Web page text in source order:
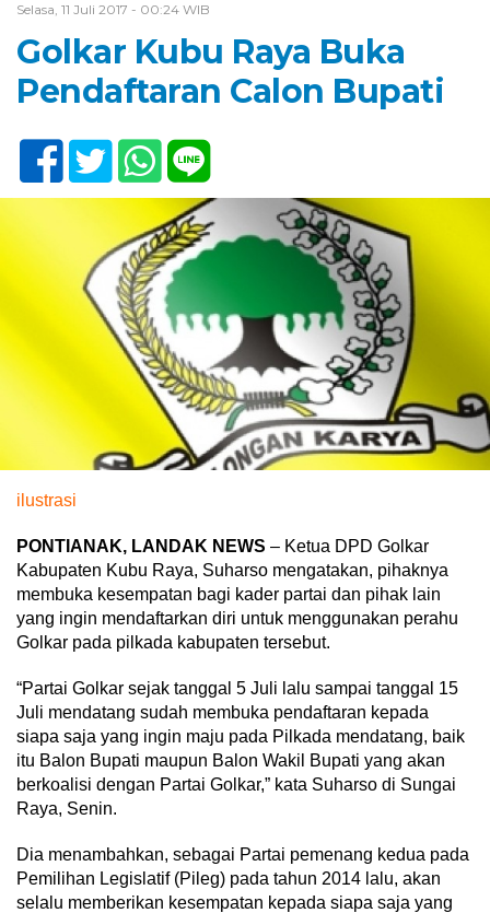
Selasa, 11 Juli 2017 - 00:24 WIB
Golkar Kubu Raya Buka
Pendaftaran Calon Bupati
ilustrasi
PONTIANAK, LANDAK NEWS – Ketua DPD Golkar
Kabupaten Kubu Raya, Suharso mengatakan, pihaknya
membuka kesempatan bagi kader partai dan pihak lain
yang ingin mendaftarkan diri untuk menggunakan perahu
Golkar pada pilkada kabupaten tersebut.
“Partai Golkar sejak tanggal 5 Juli lalu sampai tanggal 15
Juli mendatang sudah membuka pendaftaran kepada
siapa saja yang ingin maju pada Pilkada mendatang, baik
itu Balon Bupati maupun Balon Wakil Bupati yang akan
berkoalisi dengan Partai Golkar,” kata Suharso di Sungai
Raya, Senin.
Dia menambahkan, sebagai Partai pemenang kedua pada
Pemilihan Legislatif (Pileg) pada tahun 2014 lalu, akan
selalu memberikan kesempatan kepada siapa saja yang